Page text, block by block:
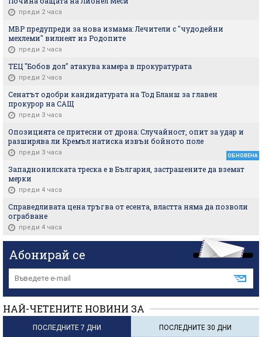
преди 2 часа
МВР предупреди за нова измама: Лечители с "чудодейни
мехлеми" вилнеят из Родопите
преди 2 часа
ТЕЦ "Бобов дол" атакува камера в прокуратурата
преди 2 часа
Сенатът одобри кандидатурата на Тод Бланш за главен
прокурор на САЩ
преди 3 часа
Опозицията се притесни от дрона: Случайност, опит за удар и
разширява ли Кремъл натиска извън бойното поле
преди 3 часа ОБНОВЕНА
Западнонилската треска е в България, застрашените да вземат
мерки
преди 4 часа
Справедливата цена тръгва от есента, властта няма да позволи
ограбване
преди 4 часа
Абонирай се
НАЙ-ЧЕТЕНИТЕ НОВИНИ ЗА
ПОСЛЕДНИТЕ 7 ДНИ ПОСЛЕДНИТЕ 30 ДНИ